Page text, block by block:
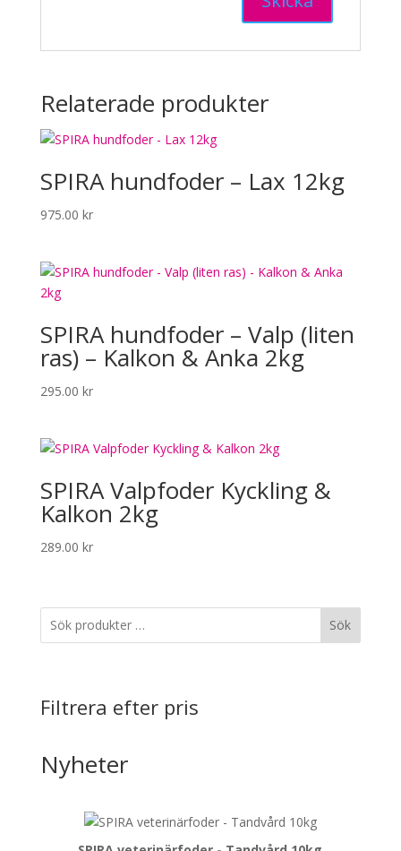
Relaterade produkter
SPIRA hundfoder – Lax 12kg
975.00 kr
SPIRA hundfoder – Valp (liten
ras) – Kalkon & Anka 2kg
295.00 kr
SPIRA Valpfoder Kyckling &
Kalkon 2kg
289.00 kr
Sök
Filtrera efter pris
Nyheter